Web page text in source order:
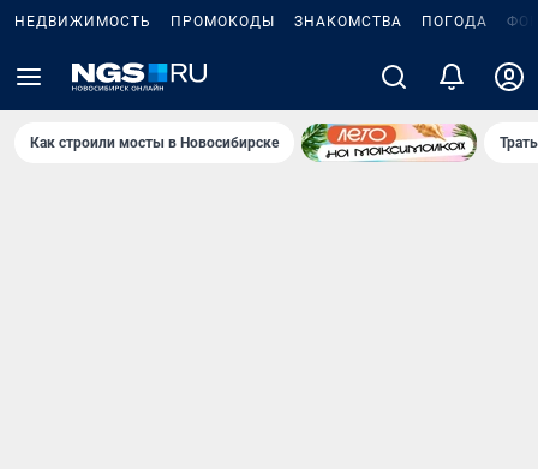
НЕДВИЖИМОСТЬ ПРОМОКОДЫ ЗНАКОМСТВА ПОГОДА
Как строили мосты в Новосибирске